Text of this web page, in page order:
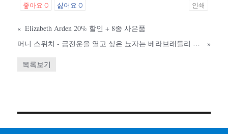
좋아요0 싫어요0 인쇄
« Elizabeth Arden 20% 할인 + 8종 사은품
머니 스위치 - 금전운을 열고 싶은 뇨자는 베라브래들리 가방을 열어야 - 25% 세일
»
목록보기